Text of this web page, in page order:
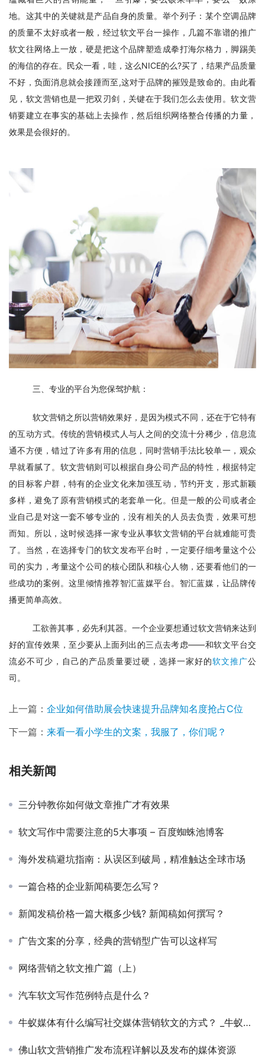
地。这其中的关键就是产品自身的质量。举个列子：某个空调品牌
的质量不太好或者一般，经过软文平台一操作，几篇不靠谱的推广
软文往网络上一放，硬是把这个品牌塑造成拳打海尔格力，脚踢美
的海信的存在。民众一看，哇，这么NICE的么?买了，结果产品质量
不好，负面消息就会接踵而至,这对于品牌的摧毁是致命的。由此看
见，软文营销也是一把双刃剑，关键在于我们怎么去使用。软文营
销要建立在事实的基础上去操作，然后组织网络整合传播的力量，
效果是会很好的。
三、专业的平台为您保驾护航：
软文营销之所以营销效果好，是因为模式不同，还在于它特有
的互动方式。传统的营销模式人与人之间的交流十分稀少，信息流
通不方便，错过了许多有用的信息，同时营销手法比较单一，观众
早就看腻了。软文营销则可以根据自身公司产品的特性，根据特定
的目标客户群，特有的企业文化来加强互动，节约开支，形式新颖
多样，避免了原有营销模式的老套单一化。但是一般的公司或者企
业自己是对这一套不够专业的，没有相关的人员去负责，效果可想
而知。所以，这时候选择一家专业从事软文营销的平台就难能可贵
了。当然，在选择专门的软文发布平台时，一定要仔细考量这个公
司的实力，考量这个公司的核心团队和核心人物，还要看他们的一
些成功的案例。这里倾情推荐智汇蓝媒平台。智汇蓝媒，让品牌传
播更简单高效。
工欲善其事，必先利其器。一个企业要想通过软文营销来达到
好的宣传效果，至少要从上面列出的三点去考虑——和软文平台交
流必不可少，自己的产品质量要过硬，选择一家好的软文推广公
司。
上一篇： 企业如何借助展会快速提升品牌知名度抢占C位
下一篇： 来看一看小学生的文案，我服了，你们呢？
相关新闻
三分钟教你如何做文章推广才有效果
软文写作中需要注意的5大事项 – 百度蜘蛛池博客
海外发稿避坑指南：从误区到破局，精准触达全球市场
一篇合格的企业新闻稿要怎么写？
新闻发稿价格一篇大概多少钱? 新闻稿如何撰写？
广告文案的分享，经典的营销型广告可以这样写
网络营销之软文推广篇（上）
汽车软文写作范例特点是什么？
牛蚁媒体有什么编写社交媒体营销软文的方式？ _牛蚁媒体
佛山软文营销推广发布流程详解以及发布的媒体资源